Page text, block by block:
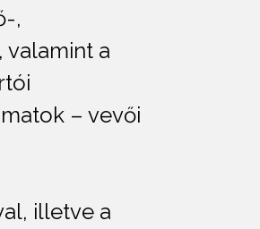
,
a
– vevői
illetve a